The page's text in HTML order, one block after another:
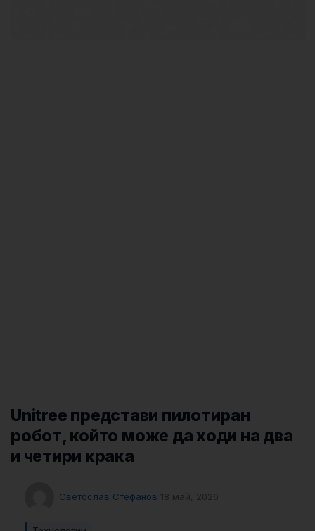
Unitree представи пилотиран
робот, който може да ходи на два
и четири крака
Светослав Стефанов 18 май, 2026